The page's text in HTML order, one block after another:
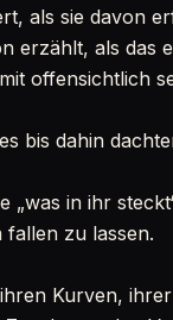
als sie davon
erzählt, als das
offensichtlich
bis dahin
„was in ihr
zu lassen.
Kurven,